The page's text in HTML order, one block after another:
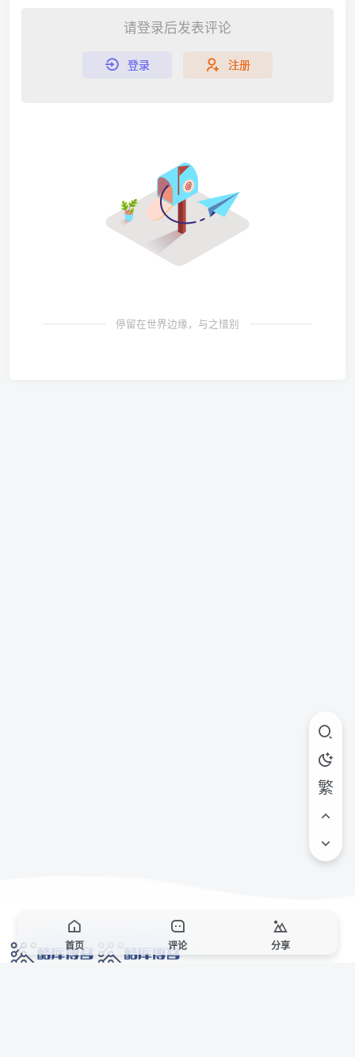
请登录后发表评论
登录 注册
停留在世界边缘，与之惜别
繁
首页 评论 分享